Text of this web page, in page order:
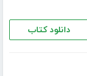
دانلود کتاب